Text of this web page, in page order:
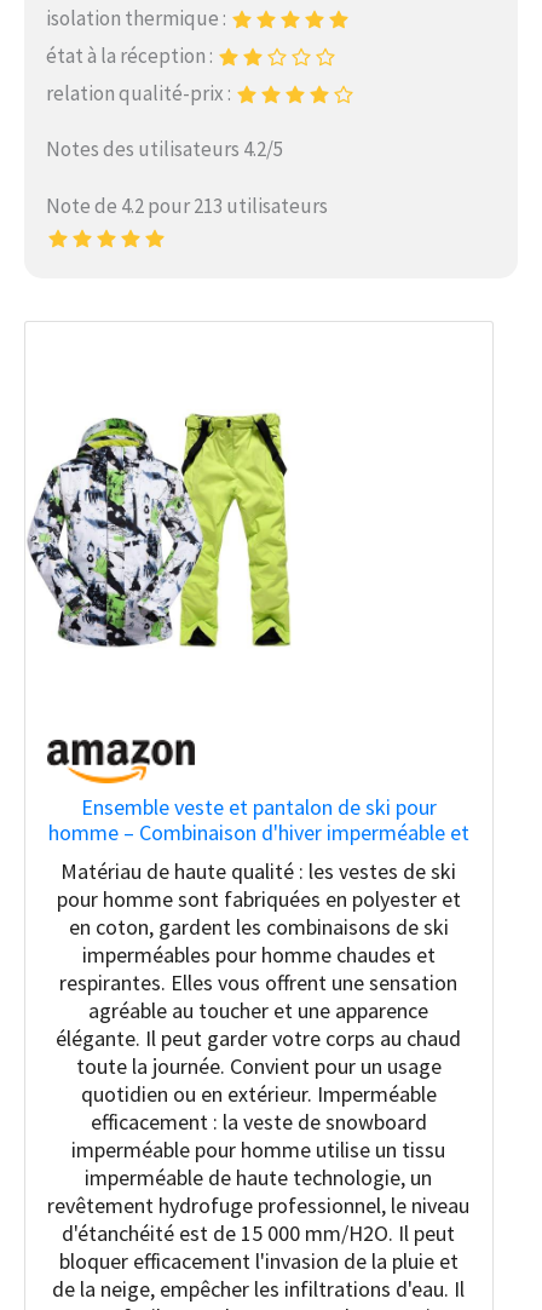
isolation thermique :
état à la réception :
relation qualité-prix :
Notes des utilisateurs 4.2/5
Note de 4.2 pour 213 utilisateurs
Ensemble veste et pantalon de ski pour
homme – Combinaison d'hiver imperméable et
coupe-vent à capuche – Combinaison de
snowboard 2 pièces, vert, X-Large
Matériau de haute qualité : les vestes de ski
pour homme sont fabriquées en polyester et
en coton, gardent les combinaisons de ski
imperméables pour homme chaudes et
respirantes. Elles vous offrent une sensation
agréable au toucher et une apparence
élégante. Il peut garder votre corps au chaud
toute la journée. Convient pour un usage
quotidien ou en extérieur. Imperméable
efficacement : la veste de snowboard
imperméable pour homme utilise un tissu
imperméable de haute technologie, un
revêtement hydrofuge professionnel, le niveau
d'étanchéité est de 15 000 mm/H2O. Il peut
bloquer efficacement l'invasion de la pluie et
de la neige, empêcher les infiltrations d'eau. Il